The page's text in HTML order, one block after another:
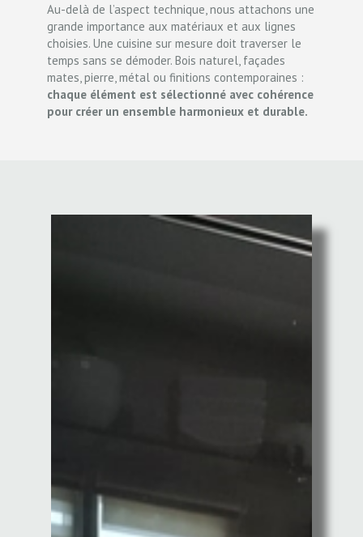
Au-delà de l’aspect technique, nous attachons une
grande importance aux matériaux et aux lignes
choisies. Une cuisine sur mesure doit traverser le
temps sans se démoder. Bois naturel, façades
mates, pierre, métal ou finitions contemporaines :
chaque élément est sélectionné avec cohérence
pour créer un ensemble harmonieux et durable.